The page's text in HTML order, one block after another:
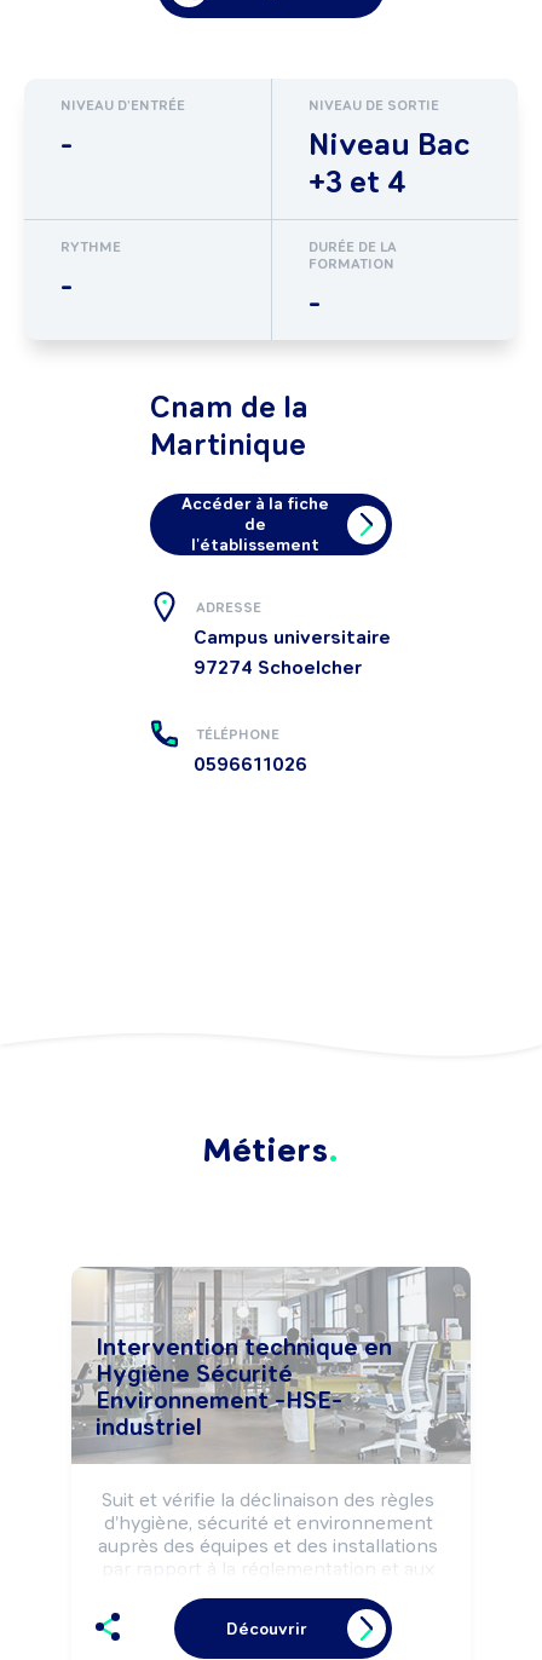
NIVEAU D'ENTRÉE
-
NIVEAU DE SORTIE
Niveau Bac
+3 et 4
RYTHME
-
DURÉE DE LA
FORMATION
-
Cnam de la
Martinique
Accéder à la fiche
de
l'établissement
ADRESSE
Campus universitaire
97274 Schoelcher
TÉLÉPHONE
0596611026
Métiers
Intervention technique en
Hygiène Sécurité
Environnement -HSE-
industriel
Suit et vérifie la déclinaison des règles
d'hygiène, sécurité et environnement
auprès des équipes et des installations
par rapport à la réglementation et aux
Identifie des évolutions de prévention
des risques (consignes, méthodes,
Découvrir